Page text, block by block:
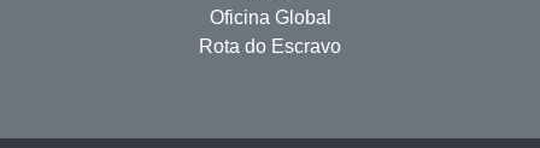
Oficina Global
Rota do Escravo